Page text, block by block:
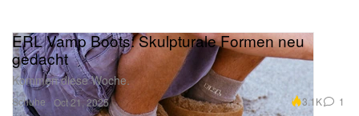
Schuhe
ERL Vamp Boots: Skulpturale Formen neu
gedacht
Kommen diese Woche.
Oct 21, 2025 3.1K 1